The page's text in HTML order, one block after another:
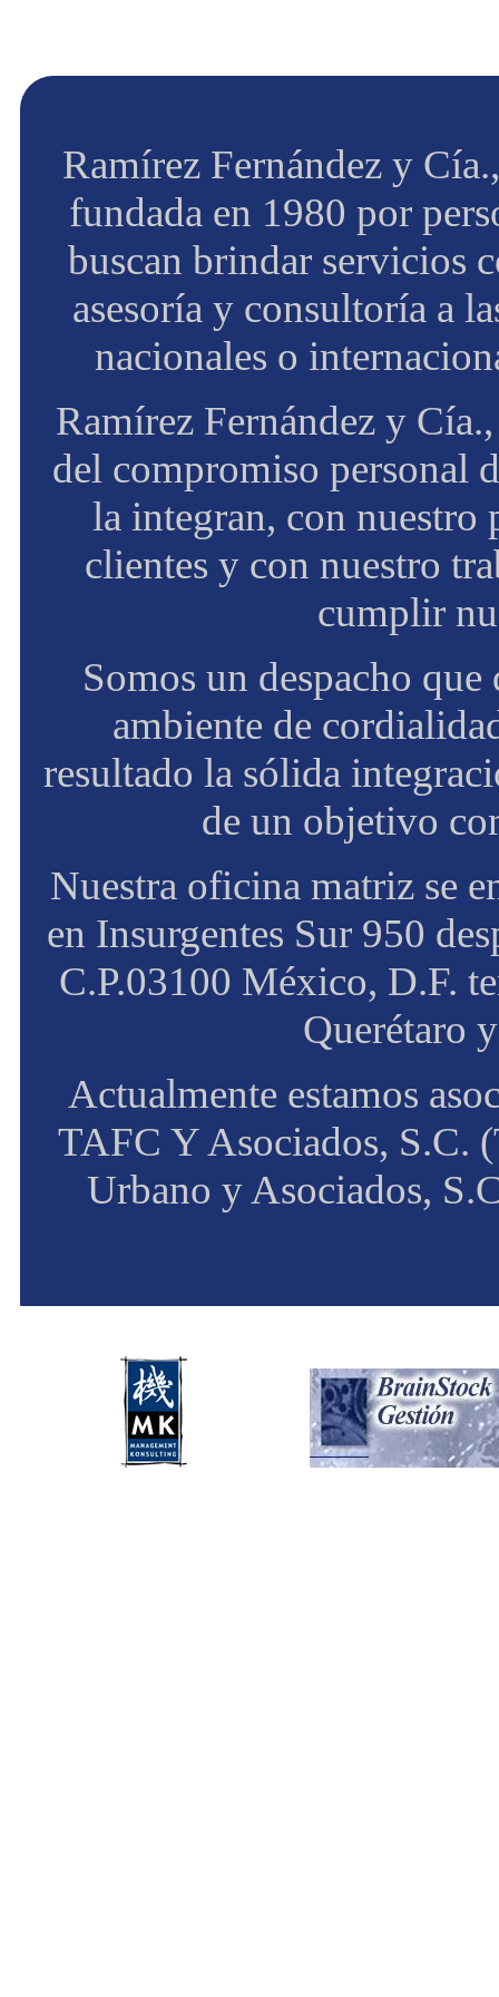
Ramírez Fernández y
fundada en 1980 por
buscan brindar servicios
asesoría y consultoría a
nacionales o
Ramírez Fernández y
del compromiso personal
la integran, con nuestro
clientes y con nuestro
cumplir
Somos un despacho
ambiente de
resultado la sólida
de un objetivo
Nuestra oficina matriz se
en Insurgentes Sur 950
C.P.03100 México, D.F.
Querétaro
Actualmente estamos
TAFC Y Asociados, S.C.
Urbano y Asociados,